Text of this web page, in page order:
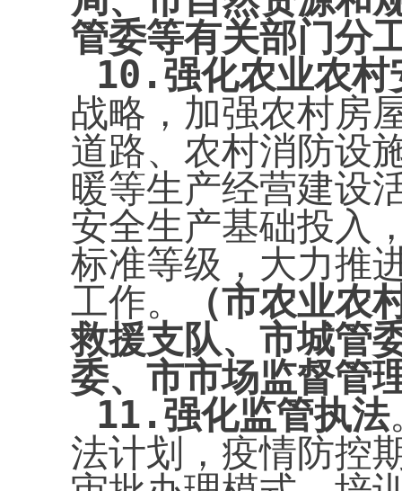
管委等有关部门分
10. 强化农业农村
战略，加强农村房
道路、农村消防设
暖等生产经营建设
安全生产基础投入
标准等级，大力推
工作。
（市农业农
救援支队、市城管
委、市市场监督管
11. 强化监管执法
法计划，疫情防控